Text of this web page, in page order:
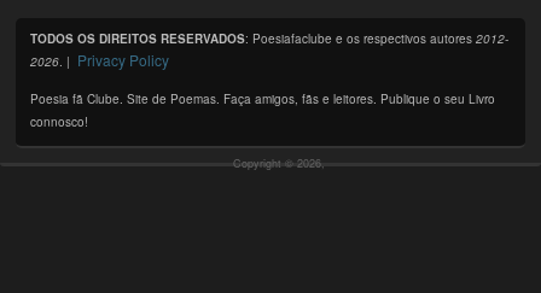
TODOS OS DIREITOS RESERVADOS: Poesiafaclube e os respectivos autores2012-
2026. | Privacy Policy
Poesia fã Clube. Site de Poemas. Faça amigos, fãs e leitores. Publique o seu Livro
connosco!
Copyright © 2026,